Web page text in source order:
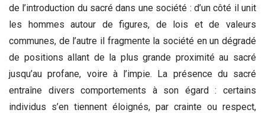
de l’introduction du sacré dans une société : d’un côté il unit
les hommes autour de figures, de lois et de valeurs
communes, de l’autre il fragmente la société en un dégradé
de positions allant de la plus grande proximité au sacré
jusqu’au profane, voire à l’impie. La présence du sacré
entraîne divers comportements à son égard : certains
individus s’en tiennent éloignés, par crainte ou respect,